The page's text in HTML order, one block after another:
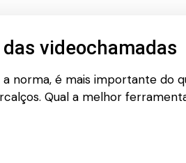
videochamadas
norma, é mais importante do
Qual a melhor